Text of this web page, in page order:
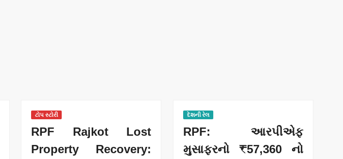
ટોપ સ્ટોરી
RPF Rajkot Lost
Property Recovery:
દેશની રેલ
RPF: આરપીએફ
મુસાફરનો ₹57,360 નો